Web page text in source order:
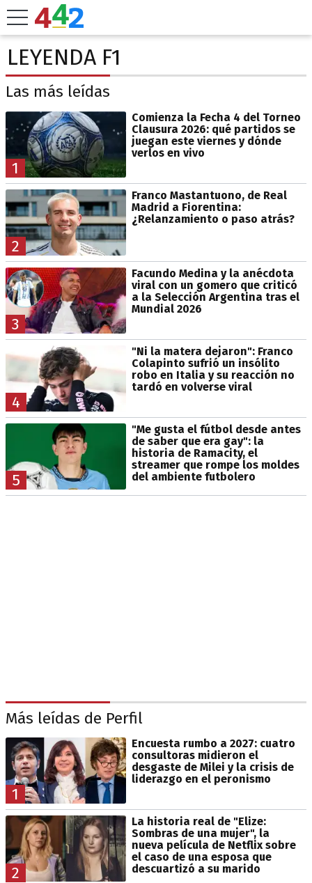
LEYENDA F1
Las más leídas
1
Comienza la Fecha 4 del Torneo
Clausura 2026: qué partidos se
juegan este viernes y dónde
verlos en vivo
2
Franco Mastantuono, de Real
Madrid a Fiorentina:
¿Relanzamiento o paso atrás?
3
Facundo Medina y la anécdota
viral con un gomero que criticó
a la Selección Argentina tras el
Mundial 2026
4
"Ni la matera dejaron": Franco
Colapinto sufrió un insólito
robo en Italia y su reacción no
tardó en volverse viral
5
"Me gusta el fútbol desde antes
de saber que era gay": la
historia de Ramacity, el
streamer que rompe los moldes
del ambiente futbolero
Más leídas de Perfil
1
Encuesta rumbo a 2027: cuatro
consultoras midieron el
desgaste de Milei y la crisis de
liderazgo en el peronismo
2
La historia real de "Elize:
Sombras de una mujer", la
nueva película de Netflix sobre
el caso de una esposa que
descuartizó a su marido